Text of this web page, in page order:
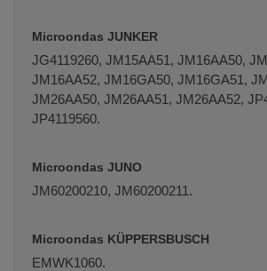
Microondas JUNKER
JG4119260, JM15AA51, JM16AA50,
JM16AA52, JM16GA50, JM16GA51,
JM26AA50, JM26AA51, JM26AA52,
JP4119560.
Microondas JUNO
JM60200210, JM60200211.
Microondas KÜPPERSBUSCH
EMWK1060.